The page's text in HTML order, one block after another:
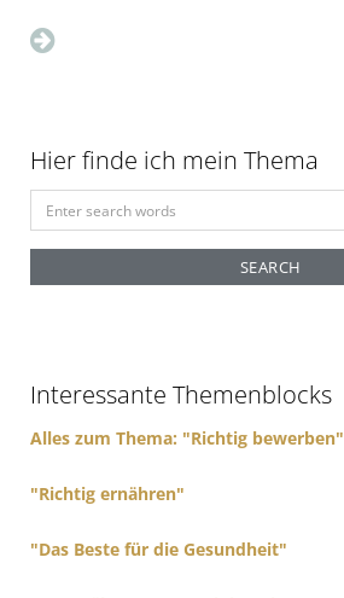
Hier finde ich mein Thema
e
r
o
Interessante Themenblocks
Alles zum Thema: "Richtig bewerben"
"Richtig ernähren"
"Das Beste für die Gesundheit"